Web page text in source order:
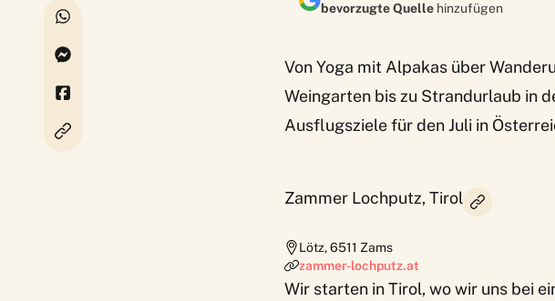
bevorzugte Quelle hinzufügen
Von Yoga mit Alpakas über
Weingarten bis zu Strandurlaub in
Ausflugsziele für den Juli in
Zammer Lochputz, Tirol
Lötz,6511 Zams
zammer-lochputz.at
Wir starten in Tirol, wo wir uns bei